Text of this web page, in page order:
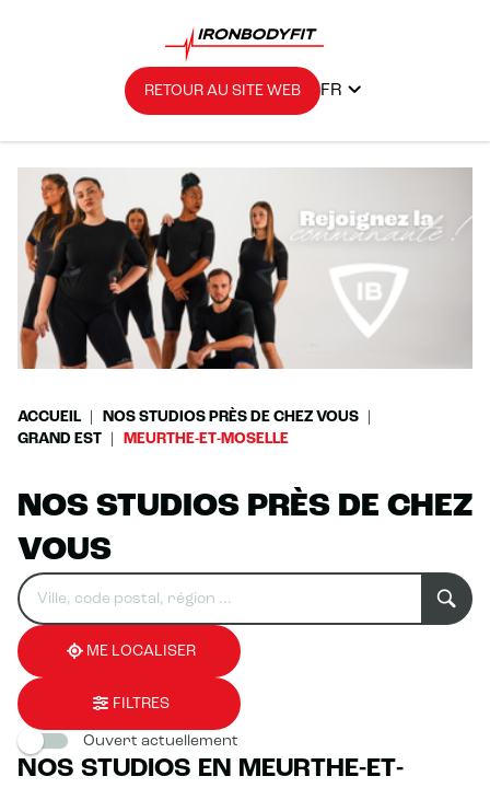
RETOUR AU SITE WEB FR
ACCUEIL
NOS STUDIOS PRÈS DE CHEZ VOUS
GRAND EST
MEURTHE-ET-MOSELLE
NOS STUDIOS PRÈS DE CHEZ
VOUS
Rechercher
un
établissement
Veuillez
renseigner
une
adresse
0
résultat(s)
trouvé(s)
ME LOCALISER
FILTRES
Ouvert actuellement
NOS STUDIOS EN MEURTHE-ET-